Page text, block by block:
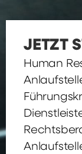
JETZT
Human